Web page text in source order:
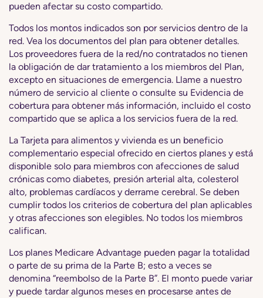
pueden afectar su costo compartido.
Todos los montos indicados son por servicios dentro de la
red. Vea los documentos del plan para obtener detalles.
Los proveedores fuera de la red/no contratados no tienen
la obligación de dar tratamiento a los miembros del Plan,
excepto en situaciones de emergencia. Llame a nuestro
número de servicio al cliente o consulte su Evidencia de
cobertura para obtener más información, incluido el costo
compartido que se aplica a los servicios fuera de la red.
La Tarjeta para alimentos y vivienda es un beneficio
complementario especial ofrecido en ciertos planes y está
disponible solo para miembros con afecciones de salud
crónicas como diabetes, presión arterial alta, colesterol
alto, problemas cardíacos y derrame cerebral. Se deben
cumplir todos los criterios de cobertura del plan aplicables
y otras afecciones son elegibles. No todos los miembros
califican.
Los planes Medicare Advantage pueden pagar la totalidad
o parte de su prima de la Parte B; esto a veces se
denomina “reembolso de la Parte B”. El monto puede variar
y puede tardar algunos meses en procesarse antes de